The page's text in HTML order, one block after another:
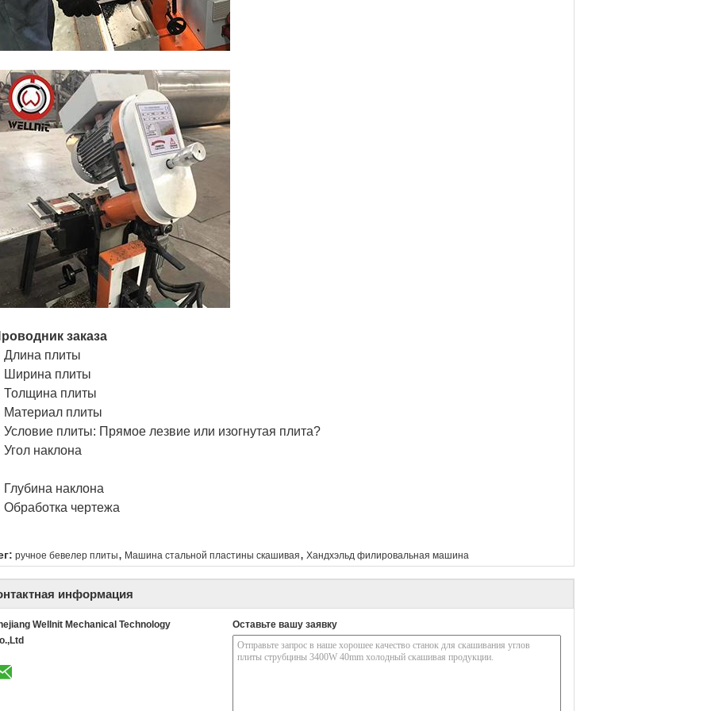
заказа
Длина плиты
Ширина плиты
Толщина плиты
Материал плиты
Условие плиты: Прямое лезвие или изогнутая плита?
Угол наклона
Глубина наклона
Обработка чертежа
ручное бевелер плиты, Машина стальной пластины скашивая, Хандхэльд филировальная машина
информация
Wellnit Mechanical Technology
Оставьте вашу заявку